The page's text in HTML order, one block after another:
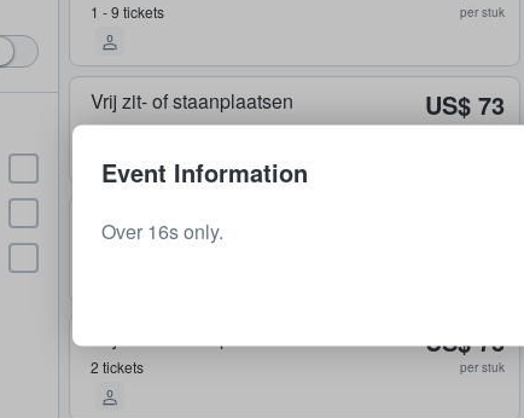
1 - 9 tickets per stuk
Vrij zit- of staanplaatsen
1 ticket
US$ 73
per stuk
Vrij zit- of staanplaatsen
2 tickets
US$ 73
per stuk
Event Information
Over 16s only.